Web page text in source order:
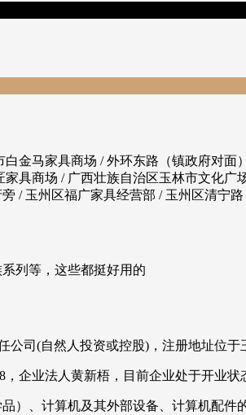
金马家具商场 / 外环东路（镇政府对面
具商场 / 广西壮族自治区玉林市文化广
/ 玉州区福广家具经营部 / 玉州区清宁
列等，这些都挺好用的
司(自然人投资或控股)，注册地址位于
企业法人黄新梧，目前企业处于开业状
）、计算机及其外部设备、计算机配